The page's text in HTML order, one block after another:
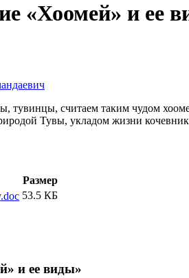
«Хоомей» и ее
тувинцы, считаем таким чудом
Тувы, укладом жизни
Размер
53.5 КБ
и ее виды»